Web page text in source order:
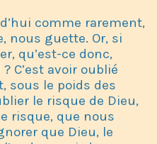
comme rarement,
nous guette. Or, si
qu’est-ce donc,
C’est avoir oublié
sous le poids des
le risque de Dieu,
risque, que nous
que Dieu, le